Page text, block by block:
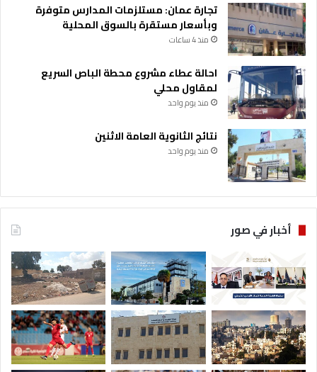
تجارة عمان: مستلزمات المدارس متوفرة
وبأسعار مستقرة بالسوق المحلية
منذ 4 ساعات
احالة عطاء مشروع محطة الباص السريع
لمقاول محلي
منذ يوم واحد
نتائج الثانوية العامة الاثنين
منذ يوم واحد
أخبار في صور